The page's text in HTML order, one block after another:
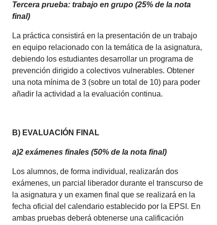
Tercera prueba:trabajo en grupo (25% de la nota
final)
La práctica consistirá en la presentación de un trabajo
en equipo relacionado con la temática de la asignatura,
debiendo los estudiantes desarrollar un programa de
prevención dirigido a colectivos vulnerables.Obtener
una nota mínima de 3 (sobre un total de 10) para poder
añadir la actividad a la evaluación continua.
B) EVALUACIÓN FINAL
a)2 exámenes finales (50% de la nota final)
Los alumnos, de forma individual, realizarán dos
exámenes, un parcial liberador durante el transcurso de
la asignatura y un examen final que se realizará en la
fecha oficial del calendario establecido por la EPSI. En
ambas pruebas deberá obtenerse una calificación